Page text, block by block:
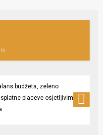
budžeta, zeleno
placeve osjetljivim